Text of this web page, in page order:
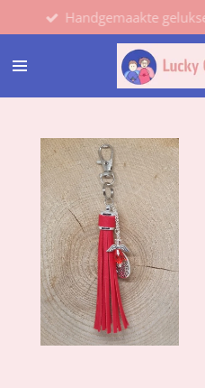
direct
naar
hoofdinhoud
Handgemaakte